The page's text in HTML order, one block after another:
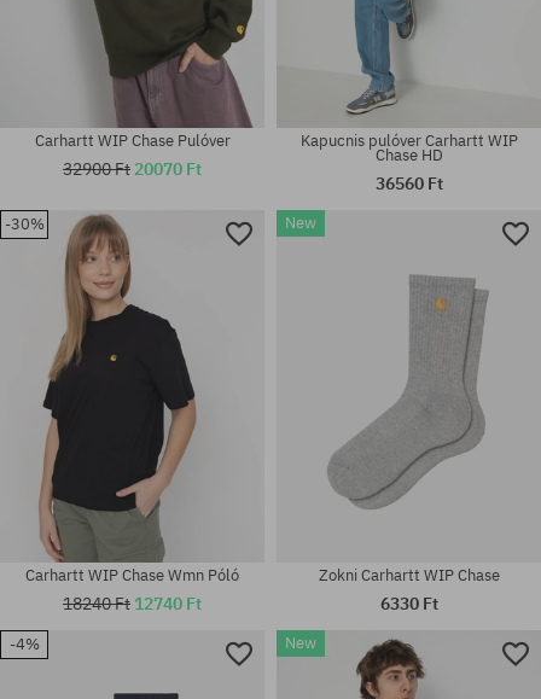
Elérhető méretek:
M; L; XL; XXL
Elérhető méretek:
Carhartt WIP Chase Pulóver
32900 Ft 20070 Ft
Elérhető méretek:
M; L; XL; XXL
Kapucnis pulóver Carhartt WIP
Chase HD
36560 Ft
-30%
Carhartt WIP Chase Wmn Póló
18240 Ft 12740 Ft
New
Zokni Carhartt WIP Chase
6330 Ft
-4% New